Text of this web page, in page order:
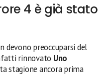
4 è già stato
devono preoccuparsi del
rinnovato Uno
stagione ancora prima